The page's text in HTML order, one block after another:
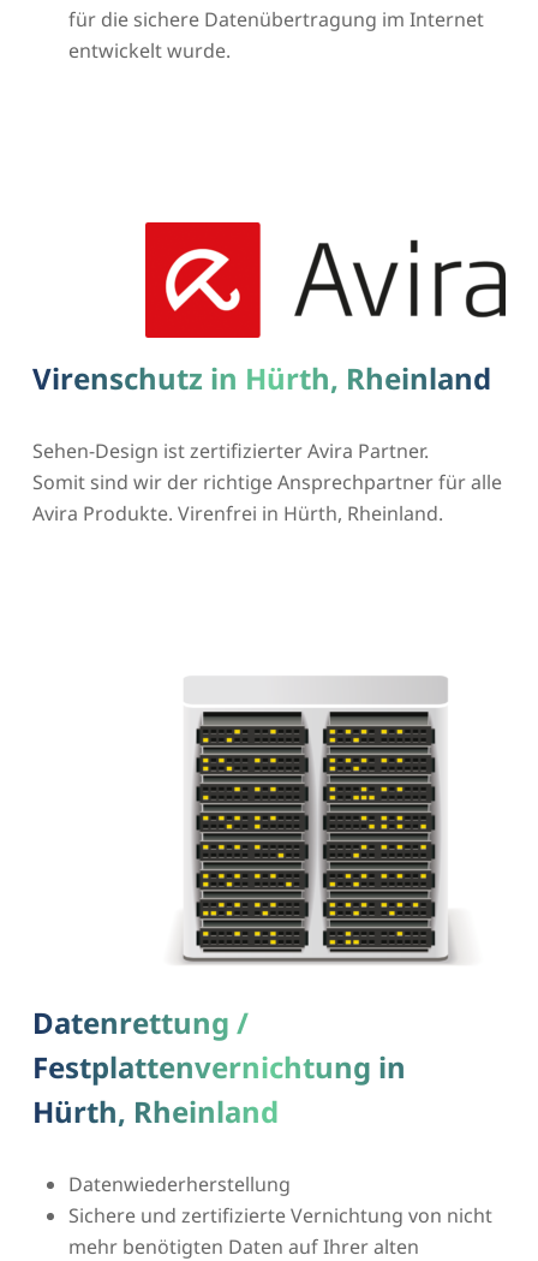
für die sichere Datenübertragung im Internet
entwickelt wurde.
Virenschutz in Hürth, Rheinland
Sehen-Design ist zertifizierter Avira Partner.
Somit sind wir der richtige Ansprechpartner für alle
Avira Produkte. Virenfrei in Hürth, Rheinland.
Datenrettung /
Festplattenvernichtung in
Hürth, Rheinland
Datenwiederherstellung
Sichere und zertifizierte Vernichtung von nicht
mehr benötigten Daten auf Ihrer alten